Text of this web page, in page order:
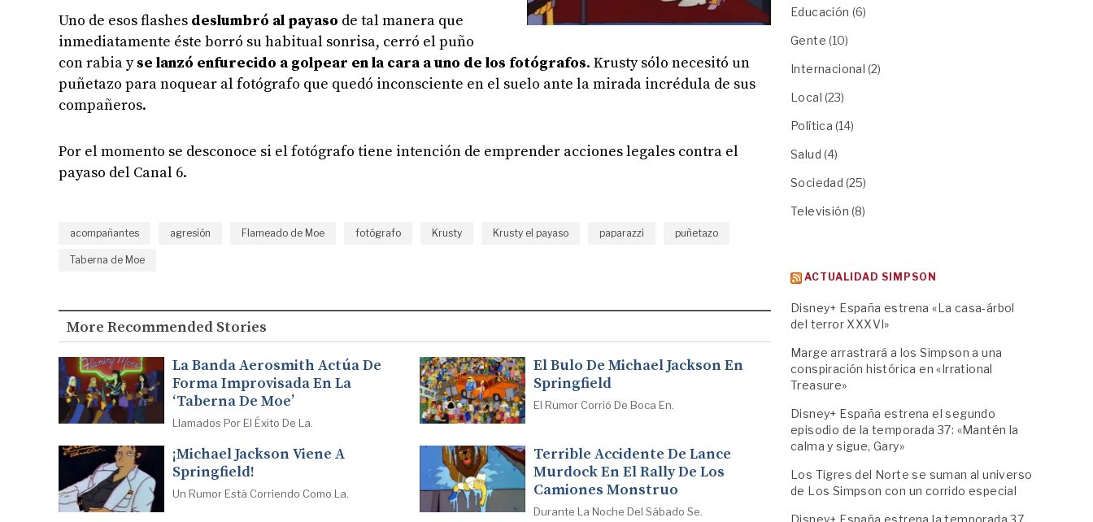
Uno de esos flashes deslumbró al payaso de tal manera que
inmediatamente éste borró su habitual sonrisa, cerró el puño
con rabia yse lanzó enfurecido a golpear en la cara a uno de los fotógrafos. Krusty sólo necesitó un
puñetazo para noquear al fotógrafo que quedó inconsciente en el suelo ante la mirada incrédula de sus
compañeros.
Por el momento se desconoce si el fotógrafo tiene intención de emprender acciones legales contra el
payaso del Canal 6.
acompañantes agresión Flameado de Moe fotógrafo Krusty Krusty el payaso paparazzi puñetazo
Taberna de Moe
More Recommended Stories
La Banda Aerosmith Actúa De
Forma Improvisada En La
‘Taberna De Moe’
Llamados Por El Éxito De La.
El Bulo De Michael Jackson En
Springfield
El Rumor Corrió De Boca En.
¡Michael Jackson Viene A
Springfield!
Un Rumor Está Corriendo Como La.
Terrible Accidente De Lance
Murdock En El Rally De Los
Camiones Monstruo
Durante La Noche Del Sábado Se.
Educación (6)
Gente (10)
Internacional (2)
Local (23)
Política (14)
Salud (4)
Sociedad (25)
Televisión (8)
ACTUALIDAD SIMPSON
Disney+ España estrena «La casa-árbol
del terror XXXVI»
Marge arrastrará a los Simpson a una
conspiración histórica en «Irrational
Treasure»
Disney+ España estrena el segundo
episodio de la temporada 37: «Mantén la
calma y sigue, Gary»
Los Tigres del Norte se suman al universo
de Los Simpson con un corrido especial
Disney+ España estrena la temporada 37